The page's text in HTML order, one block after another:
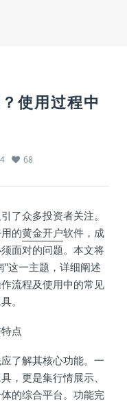
使用过程中
68
了众多投资者关注。
的黄金开户软件，成
面对的问题。本文将
这一主题，详细阐述
流程及使用中的常见
。
点
了解其核心功能。一
，更是集行情展示、
的综合平台。功能完